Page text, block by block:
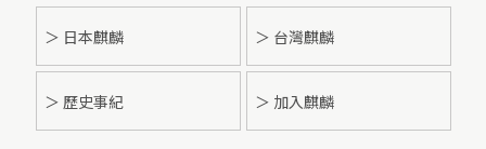
＞ 日本麒麟 ＞ 台灣麒麟
＞ 歷史事紀 ＞ 加入麒麟